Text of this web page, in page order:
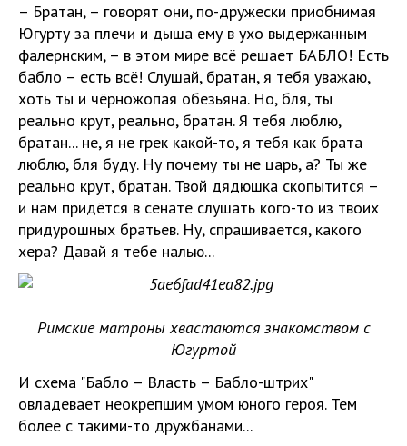
– Братан, – говорят они, по-дружески приобнимая
Югурту за плечи и дыша ему в ухо выдержанным
фалернским, – в этом мире всё решает БАБЛО! Есть
бабло – есть всё! Слушай, братан, я тебя уважаю,
хоть ты и чёрножопая обезьяна. Но, бля, ты
реально крут, реально, братан. Я тебя люблю,
братан... не, я не грек какой-то, я тебя как брата
люблю, бля буду. Ну почему ты не царь, а? Ты же
реально крут, братан. Твой дядюшка скопытится –
и нам придётся в сенате слушать кого-то из твоих
придурошных братьев. Ну, спрашивается, какого
хера? Давай я тебе налью...
Римские матроны хвастаются знакомством с
Югуртой
И схема "Бабло – Власть – Бабло-штрих"
овладевает неокрепшим умом юного героя. Тем
более с такими-то дружбанами...